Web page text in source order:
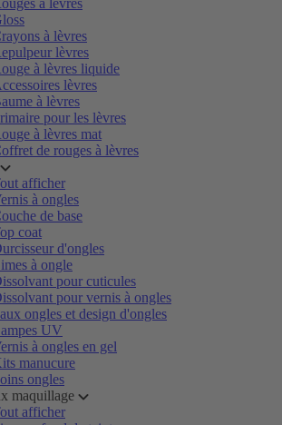
à lèvres
à lèvres
lèvres
à lèvres liquide
lèvres
à lèvres
pour les lèvres
à lèvres mat
de rouges à lèvres
afficher
à ongles
de base
coat
d'ongles
à ongle
pour cuticules
pour vernis à ongles
ongles et design d'ongles
UV
à ongles en gel
manucure
ongles
maquillage
afficher